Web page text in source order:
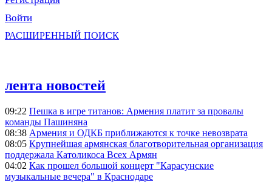
Войти
РАСШИРЕННЫЙ ПОИСК
лента новостей
09:22 Пешка в игре титанов: Армения платит за провалы
команды Пашиняна
08:38 Армения и ОДКБ приближаются к точке невозврата
08:05 Крупнейшая армянская благотворительная организация
поддержала Католикоса Всех Армян
04:02 Как прошел большой концерт "Карасунские
музыкальные вечера" в Краснодаре